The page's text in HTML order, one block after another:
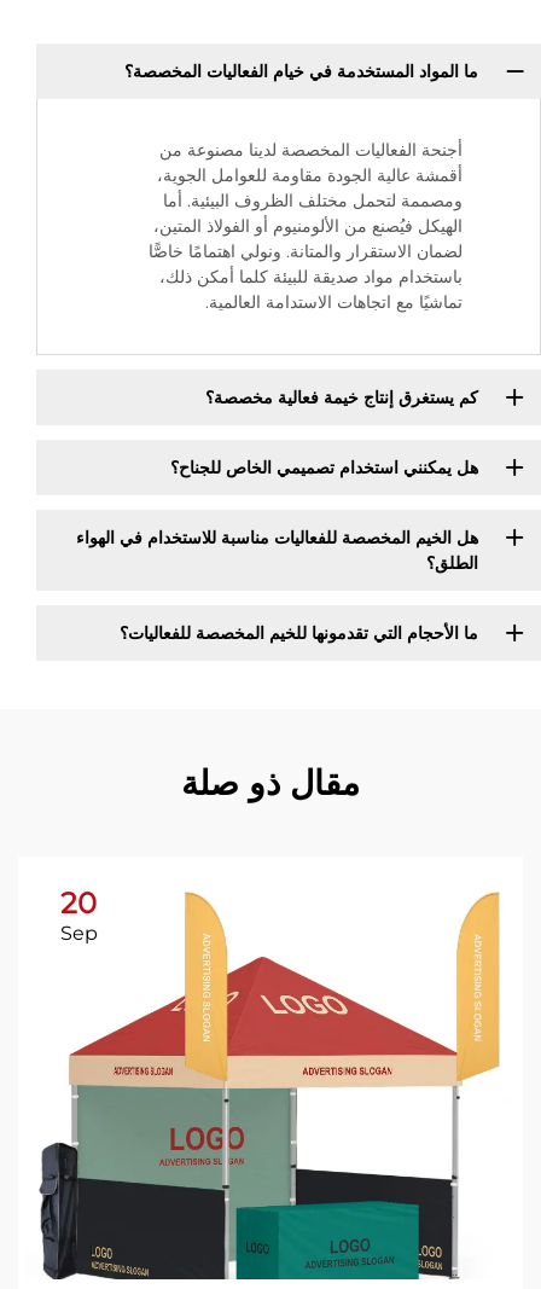
ما المواد المستخدمة في خيام الفعاليات المخصصة؟
أجنحة الفعاليات المخصصة لدينا مصنوعة من
أقمشة عالية الجودة مقاومة للعوامل الجوية،
ومصممة لتحمل مختلف الظروف البيئية. أما
الهيكل فيُصنع من الألومنيوم أو الفولاذ المتين،
لضمان الاستقرار والمتانة. ونولي اهتمامًا خاصًّا
باستخدام مواد صديقة للبيئة كلما أمكن ذلك،
تماشيًا مع اتجاهات الاستدامة العالمية.
كم يستغرق إنتاج خيمة فعالية مخصصة؟
هل يمكنني استخدام تصميمي الخاص للجناح؟
هل الخيم المخصصة للفعاليات مناسبة للاستخدام في الهواء
الطلق؟
ما الأحجام التي تقدمونها للخيم المخصصة للفعاليات؟
مقال ذو صلة
20
Sep